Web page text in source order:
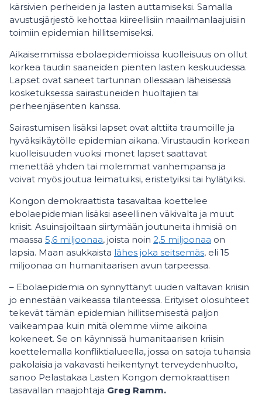
kärsivien perheiden ja lasten auttamiseksi. Samalla
avustusjärjestö kehottaa kiireellisiin maailmanlaajuisiin
toimiin epidemian hillitsemiseksi.
Aikaisemmissa ebolaepidemioissa kuolleisuus on ollut
korkea taudin saaneiden pienten lasten keskuudessa.
Lapset ovat saneet tartunnan ollessaan läheisessä
kosketuksessa sairastuneiden huoltajien tai
perheenjäsenten kanssa.
Sairastumisen lisäksi lapset ovat alttiita traumoille ja
hyväksikäytölle epidemian aikana. Virustaudin korkean
kuolleisuuden vuoksi monet lapset saattavat
menettää yhden tai molemmat vanhempansa ja
voivat myös joutua leimatuiksi, eristetyiksi tai hylätyiksi.
Kongon demokraattista tasavaltaa koettelee
ebolaepidemian lisäksi aseellinen väkivalta ja muut
kriisit. Asuinsijoiltaan siirtymään joutuneita ihmisiä on
maassa 5,6 miljoonaa, joista noin 2,5 miljoonaa on
lapsia. Maan asukkaista lähes joka seitsemäs, eli 15
miljoonaa on humanitaarisen avun tarpeessa.
– Ebolaepidemia on synnyttänyt uuden valtavan kriisin
jo ennestään vaikeassa tilanteessa. Erityiset olosuhteet
tekevät tämän epidemian hillitsemisestä paljon
vaikeampaa kuin mitä olemme viime aikoina
kokeneet. Se on käynnissä humanitaarisen kriisin
koettelemalla konfliktialueella, jossa on satoja tuhansia
pakolaisia ja vakavasti heikentynyt terveydenhuolto,
sanoo Pelastakaa Lasten Kongon demokraattisen
tasavallan maajohtaja Greg Ramm.